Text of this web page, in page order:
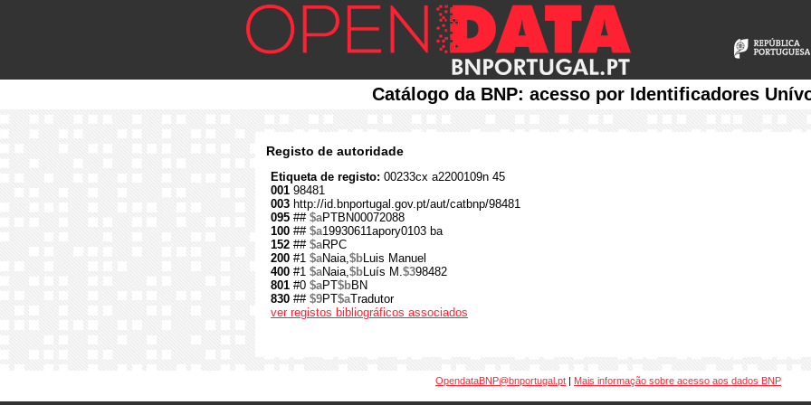
Catálogo da BNP: acesso por Identificadores
Registo de autoridade
Etiqueta de registo: 00233cx a2200109n 45
001 98481
003 http://id.bnportugal.gov.pt/aut/catbnp/98481
095 ## $aPTBN00072088
100 ## $a19930611apory0103 ba
152 ## $aRPC
200 #1 $aNaia,$bLuis Manuel
400 #1 $aNaia,$bLuís M.$398482
801 #0 $aPT$bBN
830 ## $9PT$aTradutor
ver registos bibliográficos associados
OpendataBNP@bnportugal.pt | Mais informação sobre acesso aos dados BNP